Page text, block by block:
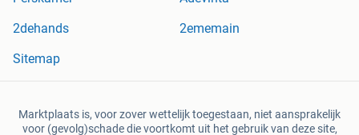
2dehands
2ememain
Sitemap
Marktplaats is, voor zover wettelijk toegestaan, niet aansprakelijk
voor (gevolg)schade die voortkomt uit het gebruik van deze site,